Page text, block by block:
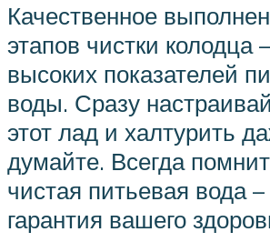
Качественное
этапов чистки колодца
высоких показателей
воды. Сразу
этот лад и халтурить
думайте. Всегда
чистая питьевая вода –
гарантия вашего